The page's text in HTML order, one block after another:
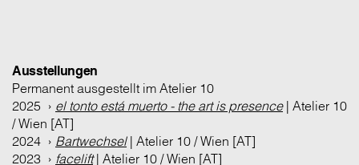
Ausstellungen
Permanent ausgestellt im Atelier 10
2025 › el tonto está muerto - the art is presence | Atelier 10
/ Wien [AT]
2024 › Bartwechsel | Atelier 10 / Wien [AT]
2023 › facelift | Atelier 10 / Wien [AT]